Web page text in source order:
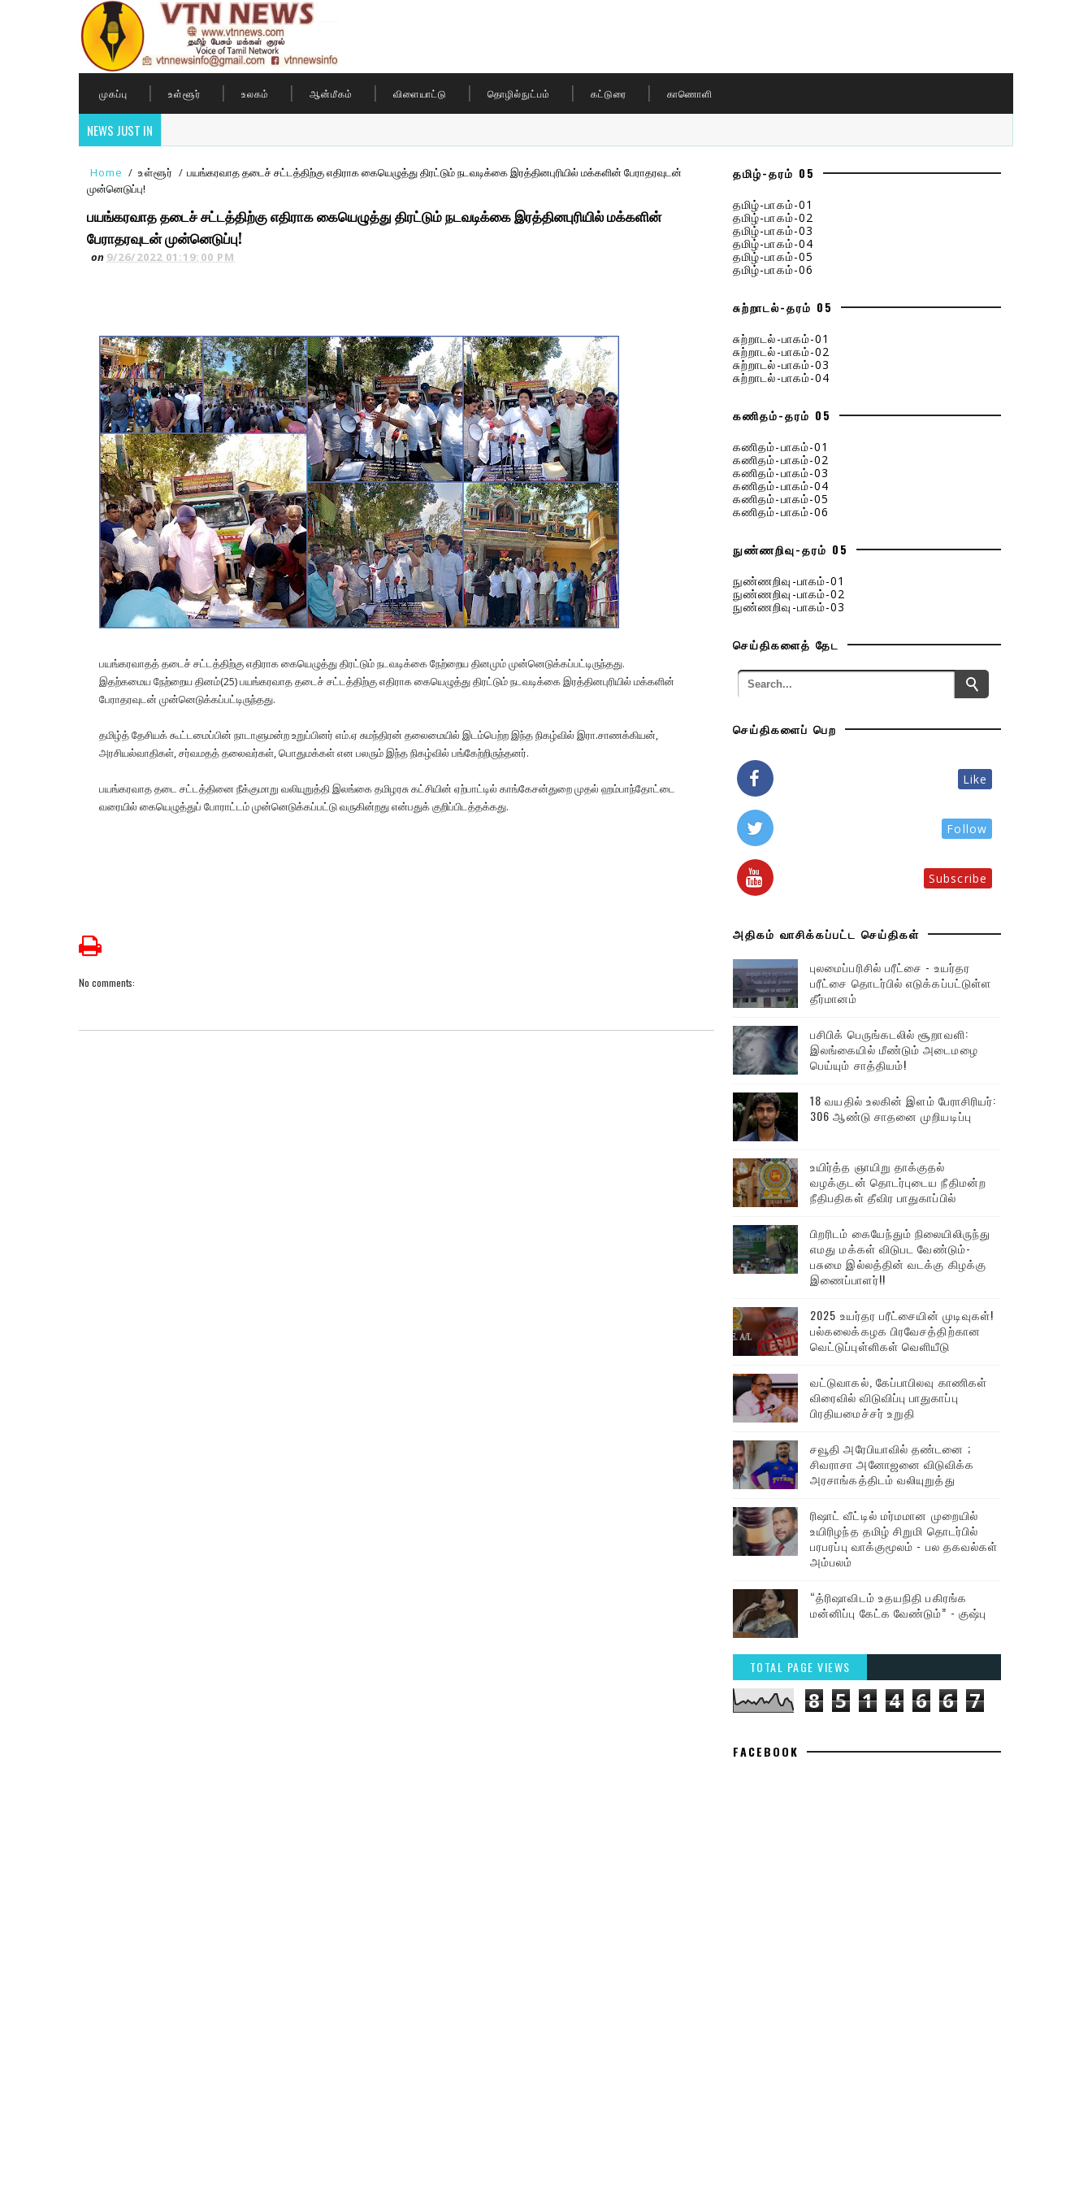
முகப்பு உள்ளூர் உலகம் ஆன்மீகம் விளையாட்டு தொழில்நுட்பம் கட்டுரை காணொளி
NEWS JUST IN
Home / உள்ளூர் / பயங்கரவாத தடைச் சட்டத்திற்கு எதிராக கையெழுத்து திரட்டும் நடவடிக்கை இரத்தினபுரியில் மக்களின் பேராதரவுடன்
முன்னெடுப்பு!
பயங்கரவாத தடைச் சட்டத்திற்கு எதிராக கையெழுத்து திரட்டும் நடவடிக்கை இரத்தினபுரியில் மக்களின்
பேராதரவுடன் முன்னெடுப்பு!
on 9/26/2022 01:19:00 PM
பயங்கரவாதத் தடைச் சட்டத்திற்கு எதிராக கையெழுத்து திரட்டும் நடவடிக்கை நேற்றைய தினமும் முன்னெடுக்கப்பட்டிருந்தது.
இதற்கமைய நேற்றைய தினம்(25) பயங்கரவாத தடைச் சட்டத்திற்கு எதிராக கையெழுத்து திரட்டும் நடவடிக்கை இரத்தினபுரியில் மக்களின்
பேராதரவுடன் முன்னெடுக்கப்பட்டிருந்தது.
தமிழ்த் தேசியக் கூட்டமைப்பின் நாடாளுமன்ற உறுப்பினர் எம்.ஏ சுமந்திரன் தலைமையில் இடம்பெற்ற இந்த நிகழ்வில் இரா.சாணக்கியன்,
அரசியல்வாதிகள், சர்வமதத் தலைவர்கள், பொதுமக்கள் என பலரும் இந்த நிகழ்வில் பங்கேற்றிருந்தனர்.
பயங்கரவாத தடை சட்டத்தினை நீக்குமாறு வலியுறுத்தி இலங்கை தமிழரசு கட்சியின் ஏற்பாட்டில் காங்கேசன்துறை முதல் ஹம்பாந்தோட்டை
வரையில் கையெழுத்துப் போராட்டம் முன்னெடுக்கப்பட்டு வருகின்றது என்பதுக் குறிப்பிடத்தக்கது.
No comments:
தமிழ்-தரம் 05
தமிழ்-பாகம்-01
தமிழ்-பாகம்-02
தமிழ்-பாகம்-03
தமிழ்-பாகம்-04
தமிழ்-பாகம்-05
தமிழ்-பாகம்-06
சுற்றாடல்-தரம் 05
சுற்றாடல்-பாகம்-01
சுற்றாடல்-பாகம்-02
சுற்றாடல்-பாகம்-03
சுற்றாடல்-பாகம்-04
கணிதம்-தரம் 05
கணிதம்-பாகம்-01
கணிதம்-பாகம்-02
கணிதம்-பாகம்-03
கணிதம்-பாகம்-04
கணிதம்-பாகம்-05
கணிதம்-பாகம்-06
நுண்ணறிவு-தரம் 05
நுண்ணறிவு-பாகம்-01
நுண்ணறிவு-பாகம்-02
நுண்ணறிவு-பாகம்-03
செய்திகளைத் தேட
செய்திகளைப் பெற
Like
Follow
Subscribe
அதிகம் வாசிக்கப்பட்ட செய்திகள்
புலமைப்பரிசில் பரீட்சை - உயர்தர
பரீட்சை தொடர்பில் எடுக்கப்பட்டுள்ள
தீர்மானம்
பசிபிக் பெருங்கடலில் சூறாவளி:
இலங்கையில் மீண்டும் அடைமழை
பெய்யும் சாத்தியம்!
18 வயதில் உலகின் இளம் பேராசிரியர்:
306 ஆண்டு சாதனை முறியடிப்பு
உயிர்த்த ஞாயிறு தாக்குதல்
வழக்குடன் தொடர்புடைய நீதிமன்ற
நீதிபதிகள் தீவிர பாதுகாப்பில்
பிறரிடம் கையேந்தும் நிலையிலிருந்து
எமது மக்கள் விடுபட வேண்டும்-
பசுமை இல்லத்தின் வடக்கு கிழக்கு
இணைப்பாளர்!!
2025 உயர்தர பரீட்சையின் முடிவுகள்!
பல்கலைக்கழக பிரவேசத்திற்கான
வெட்டுப்புள்ளிகள் வெளியீடு
வட்டுவாகல், கேப்பாபிலவு காணிகள்
விரைவில் விடுவிப்பு பாதுகாப்பு
பிரதியமைச்சர் உறுதி
சவூதி அரேபியாவில் தண்டனை ;
சிவராசா அனோஜனை விடுவிக்க
அரசாங்கத்திடம் வலியுறுத்து
ரிஷாட் வீட்டில் மர்மமான முறையில்
உயிரிழந்த தமிழ் சிறுமி தொடர்பில்
பரபரப்பு வாக்குமூலம் - பல தகவல்கள்
அம்பலம்
“த்ரிஷாவிடம் உதயநிதி பகிரங்க
மன்னிப்பு கேட்க வேண்டும்” - குஷ்பு
TOTAL PAGE VIEWS
8 5 1 4 6 6 7
FACEBOOK